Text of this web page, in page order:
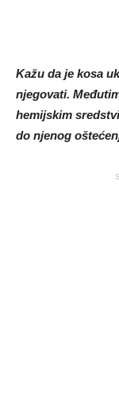
Kažu da je kosa
njegovati.
hemijskim
do njenog